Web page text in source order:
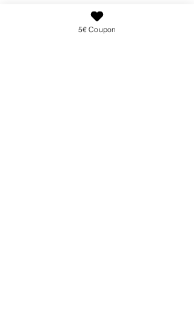
5€ Coupon